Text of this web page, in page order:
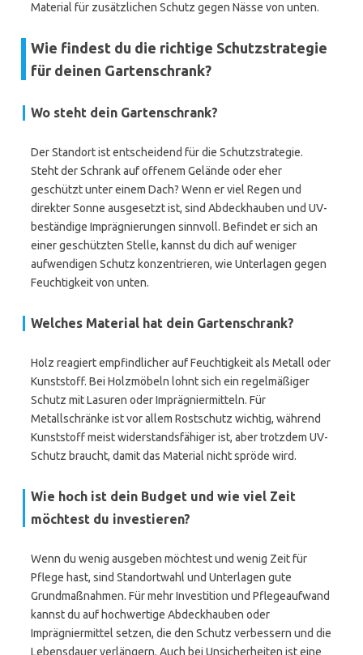
Material für zusätzlichen Schutz gegen Nässe von unten.
Wie findest du die richtige Schutzstrategie
für deinen Gartenschrank?
Wo steht dein Gartenschrank?
Der Standort ist entscheidend für die Schutzstrategie.
Steht der Schrank auf offenem Gelände oder eher
geschützt unter einem Dach? Wenn er viel Regen und
direkter Sonne ausgesetzt ist, sind Abdeckhauben und UV-
beständige Imprägnierungen sinnvoll. Befindet er sich an
einer geschützten Stelle, kannst du dich auf weniger
aufwendigen Schutz konzentrieren, wie Unterlagen gegen
Feuchtigkeit von unten.
Welches Material hat dein Gartenschrank?
Holz reagiert empfindlicher auf Feuchtigkeit als Metall oder
Kunststoff. Bei Holzmöbeln lohnt sich ein regelmäßiger
Schutz mit Lasuren oder Imprägniermitteln. Für
Metallschränke ist vor allem Rostschutz wichtig, während
Kunststoff meist widerstandsfähiger ist, aber trotzdem UV-
Schutz braucht, damit das Material nicht spröde wird.
Wie hoch ist dein Budget und wie viel Zeit
möchtest du investieren?
Wenn du wenig ausgeben möchtest und wenig Zeit für
Pflege hast, sind Standortwahl und Unterlagen gute
Grundmaßnahmen. Für mehr Investition und Pflegeaufwand
kannst du auf hochwertige Abdeckhauben oder
Imprägniermittel setzen, die den Schutz verbessern und die
Lebensdauer verlängern. Auch bei Unsicherheiten ist eine